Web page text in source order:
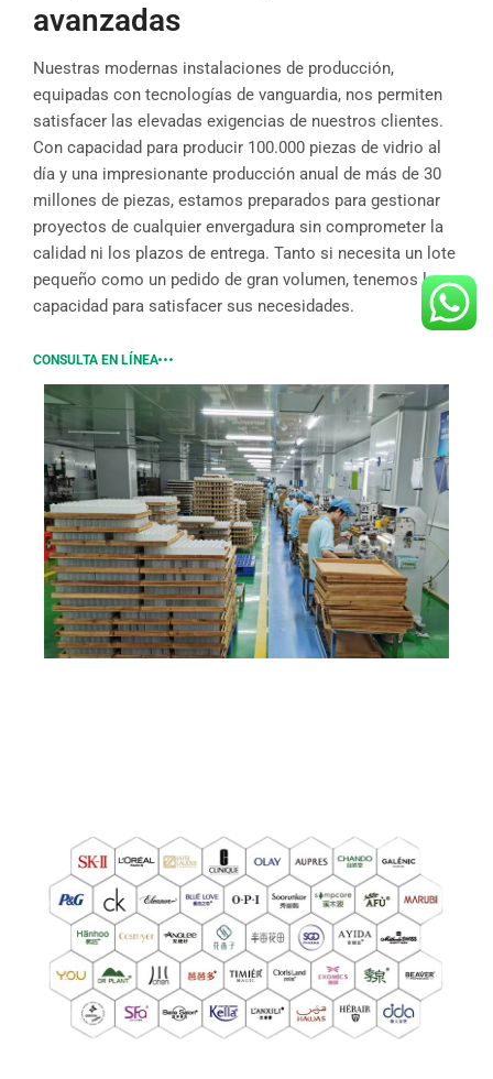
avanzadas
Nuestras modernas instalaciones de producción,
equipadas con tecnologías de vanguardia, nos permiten
satisfacer las elevadas exigencias de nuestros clientes.
Con capacidad para producir 100.000 piezas de vidrio al
día y una impresionante producción anual de más de 30
millones de piezas, estamos preparados para gestionar
proyectos de cualquier envergadura sin comprometer la
calidad ni los plazos de entrega. Tanto si necesita un lote
pequeño como un pedido de gran volumen, tenemos la
capacidad para satisfacer sus necesidades.
CONSULTA EN LÍNEA